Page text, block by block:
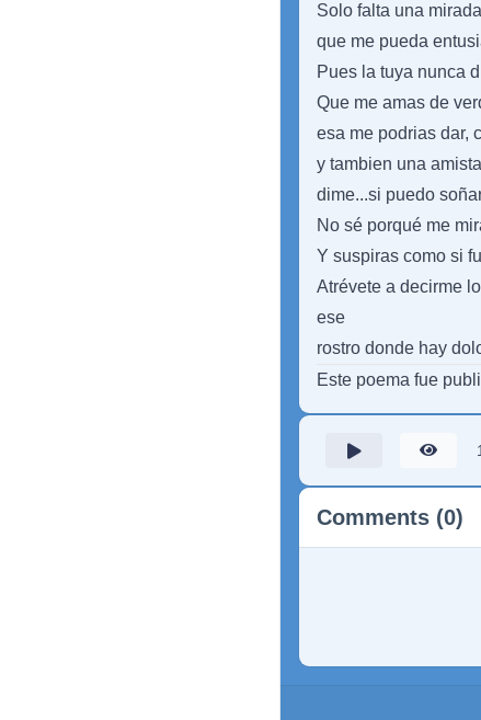
Solo falta una
que me pueda
Pues la tuya nunca
Que me amas de
esa me podrias dar,
y tambien una
dime...si puedo
No sé porqué me
Y suspiras como si
Atrévete a decirme
ese
rostro donde hay
Este poema fue
Comments (0)